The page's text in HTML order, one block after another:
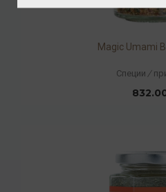
Magic Umami
Специи /